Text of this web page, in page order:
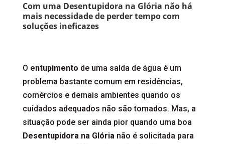
Com uma Desentupidora na Glória não há
mais necessidade de perder tempo com
soluções ineficazes
O entupimento de uma saída de água é um
problema bastante comum em residências,
comércios e demais ambientes quando os
cuidados adequados não são tomados. Mas, a
situação pode ser ainda pior quando uma boa
Desentupidora na Glórianão é solicitada para